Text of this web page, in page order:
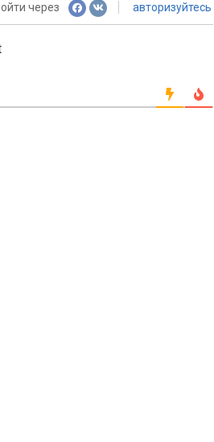
через авторизуйтесь